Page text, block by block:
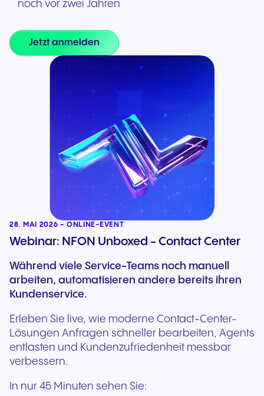
noch vor zwei Jahren
Jetzt anmelden
28. MAI 2026 - ONLINE-EVENT
Webinar: NFON Unboxed - Contact Center
Während viele Service-Teams noch manuell
arbeiten, automatisieren andere bereits ihren
Kundenservice.
Erleben Sie live, wie moderne Contact-Center-
Lösungen Anfragen schneller bearbeiten, Agents
entlasten und Kundenzufriedenheit messbar
verbessern.
In nur 45 Minuten sehen Sie: